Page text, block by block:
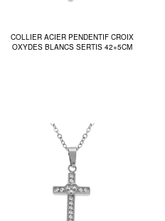
COLLIER ACIER PENDENTIF CROIX
OXYDES BLANCS SERTIS 42+5CM